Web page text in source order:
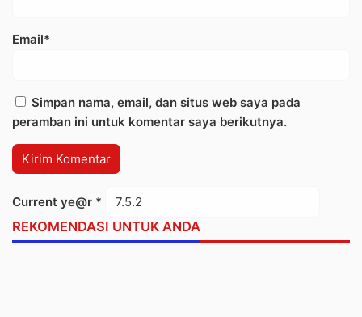
Email*
Simpan nama, email, dan situs web saya pada
peramban ini untuk komentar saya berikutnya.
Current ye@r *
REKOMENDASI UNTUK ANDA